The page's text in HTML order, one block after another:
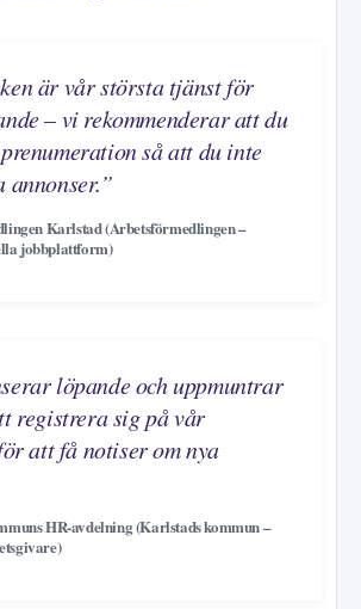
är vår största tjänst för
– vi rekommenderar att du
så att du inte
annonser.”
Karlstad (Arbetsförmedlingen –
jobbplattform)
löpande och uppmuntrar
registrera sig på vår
att få notiser om nya
HR-avdelning (Karlstads kommun –